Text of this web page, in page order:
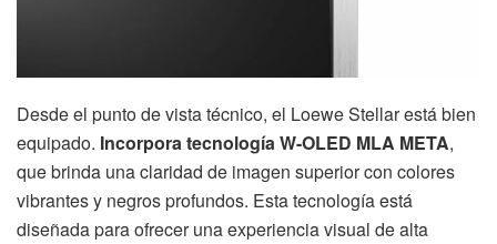
Desde el punto de vista técnico, el Loewe Stellar está bien
equipado. Incorpora tecnología W-OLED MLA META,
que brinda una claridad de imagen superior con colores
vibrantes y negros profundos. Esta tecnología está
diseñada para ofrecer una experiencia visual de alta